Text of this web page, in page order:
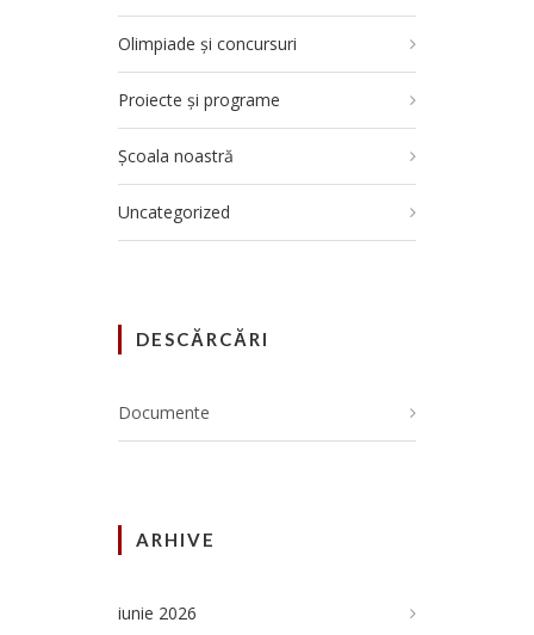
Olimpiade și concursuri
Proiecte și programe
Școala noastră
Uncategorized
DESCĂRCĂRI
Documente
ARHIVE
iunie 2026